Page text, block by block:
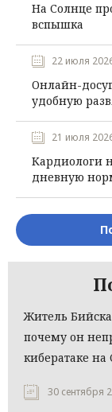
На Солнце
вспышка
22 июля
Онлайн-
удобную
21 июля
Кардиологи
дневную
Житель
почему он
кибератаке
30 сентября